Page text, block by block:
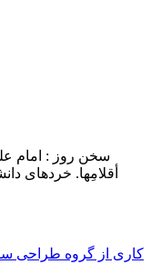
سخن روز : امام
أقلامِها. خردهاى
کاری از گروه طراحی